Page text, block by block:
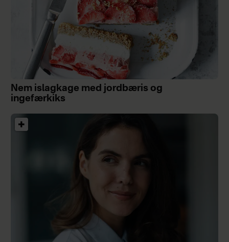
Nem islagkage med jordbæris og
ingefærkiks